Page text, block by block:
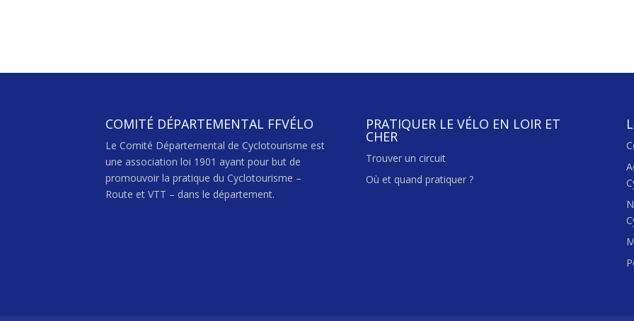
COMITÉ DÉPARTEMENTAL FFVÉLO
Le Comité Départemental de Cyclotourisme est
une association loi 1901 ayant pour but de
promouvoir la pratique du Cyclotourisme –
Route et VTT – dans le département.
PRATIQUER LE VÉLO EN LOIR ET
CHER
Trouver un circuit
Où et quand pratiquer ?